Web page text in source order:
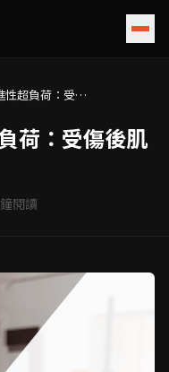
性超負荷：受傷
荷：受傷後肌
閱讀